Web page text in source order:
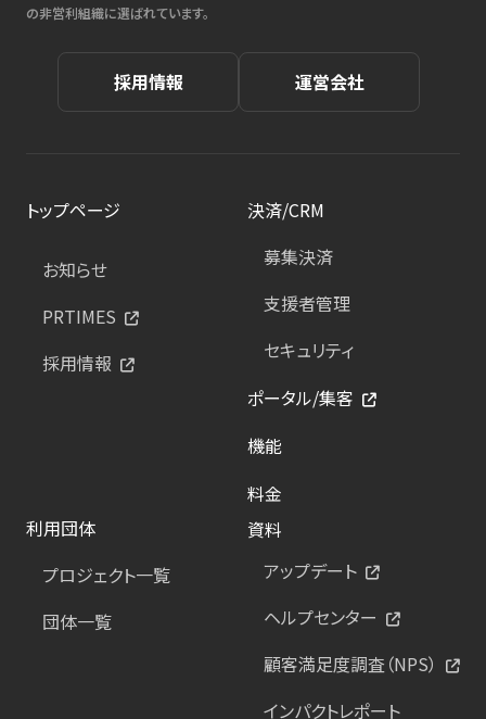
の非営利組織に選ばれています。
採用情報 運営会社
トップページ
お知らせ
PRTIMES
採用情報
決済/CRM
募集決済
支援者管理
セキュリティ
ポータル/集客
機能
料金
利用団体
プロジェクト一覧
団体一覧
資料
アップデート
ヘルプセンター
顧客満足度調査（NPS）
インパクトレポート